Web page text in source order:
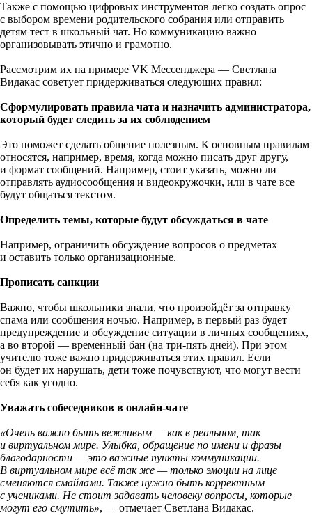
Также с помощью цифровых инструментов легко создать опрос
с выбором времени родительского собрания или отправить
детям тест в школьный чат. Но коммуникацию важно
организовывать этично и грамотно.
Рассмотрим их на примере VK Мессенджера — Светлана
Видакас советует придерживаться следующих правил:
Сформулировать правила чата и назначить администратора,
который будет следить за их соблюдением
Это поможет сделать общение полезным. К основным правилам
относятся, например, время, когда можно писать друг другу,
и формат сообщений. Например, стоит указать, можно ли
отправлять аудиосообщения и видеокружочки, или в чате все
будут общаться текстом.
Определить темы, которые будут обсуждаться в чате
Например, ограничить обсуждение вопросов о предметах
и оставить только организационные.
Прописать санкции
Важно, чтобы школьники знали, что произойдёт за отправку
спама или сообщения ночью. Например, в первый раз будет
предупреждение и обсуждение ситуации в личных сообщениях,
а во второй — временный бан (на три-пять дней). При этом
учителю тоже важно придерживаться этих правил. Если
он будет их нарушать, дети тоже почувствуют, что могут вести
себя как угодно.
Уважать собеседников в онлайн-чате
«Очень важно быть вежливым — как в реальном, так
и виртуальном мире. Улыбка, обращение по имени и фразы
благодарности — это важные пункты коммуникации.
В виртуальном мире всё так же — только эмоции на лице
сменяются смайлами. Также нужно быть корректным
с учениками. Не стоит задавать человеку вопросы, которые
могут его смутить», — отмечает Светлана Видакас.